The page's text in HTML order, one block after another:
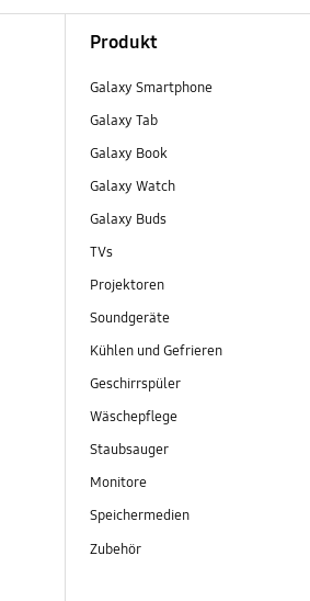
Produkt
Galaxy Smartphone
Galaxy Tab
Galaxy Book
Galaxy Watch
Galaxy Buds
TVs
Projektoren
Soundgeräte
Kühlen und Gefrieren
Geschirrspüler
Wäschepflege
Staubsauger
Monitore
Speichermedien
Zubehör